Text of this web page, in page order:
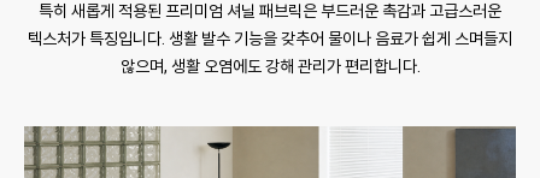
특히 새롭게 적용된 프리미엄 셔닐 패브릭은 부드러운 촉감과 고급스러운
텍스처가 특징입니다. 생활 발수 기능을 갖추어 물이나 음료가 쉽게 스며들지
않으며, 생활 오염에도 강해 관리가 편리합니다.